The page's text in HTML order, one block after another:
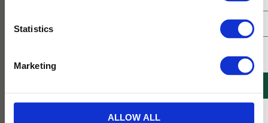
Statistics
Marketing
ALLOW ALL
* Rabatten gäller endast online på Tehusetjava.se. Rabatten fungerar endast på